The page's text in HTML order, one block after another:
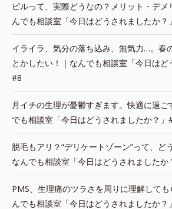
ピルって、実際どうなの？メリット・デ
んでも相談室「今日はどうされましたか？
イライラ、気分の落ち込み、無気力…。春
とかしたい！｜なんでも相談室「今日はど
#8
月イチの生理が憂鬱すぎます。快適に過
でも相談室「今日はどうされましたか？」
脱毛もアリ？“デリケートゾーン”って、ど
なんでも相談室「今日はどうされましたか
PMS、生理痛のツラさを周りに理解して
んでも相談室「今日はどうされましたか？